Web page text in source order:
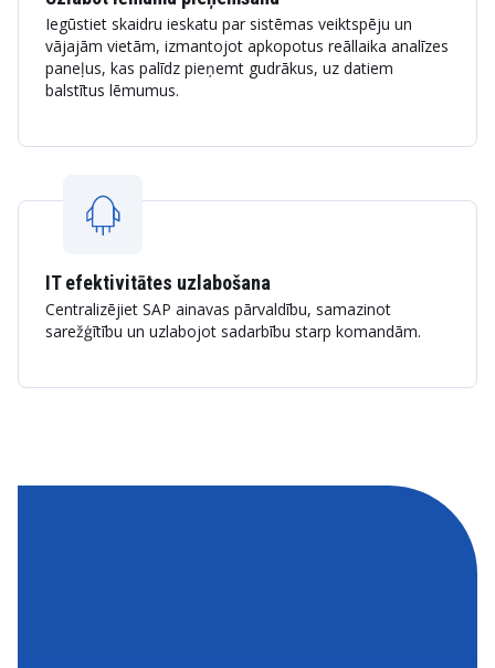
Iegūstiet skaidru ieskatu par sistēmas veiktspēju un
vājajām vietām, izmantojot apkopotus reāllaika analīzes
paneļus, kas palīdz pieņemt gudrākus, uz datiem
balstītus lēmumus.
IT efektivitātes uzlabošana
Centralizējiet SAP ainavas pārvaldību, samazinot
sarežģītību un uzlabojot sadarbību starp komandām.